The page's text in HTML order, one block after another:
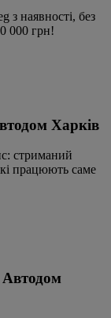
з наявності, без
000 грн!
Харків
стриманий
працюють саме
Автодом